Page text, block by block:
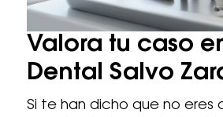
Valora tu caso
Dental Salvo
Si te han dicho que no eres